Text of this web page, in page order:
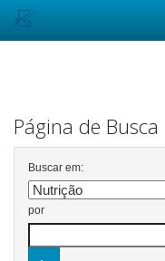
Página de Busca
Buscar em:
por